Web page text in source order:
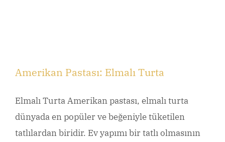
Amerikan Pastası: Elmalı Turta
Elmalı Turta Amerikan pastası, elmalı turta
dünyada en popüler ve beğeniyle tüketilen
tatlılardan biridir. Ev yapımı bir tatlı olmasının